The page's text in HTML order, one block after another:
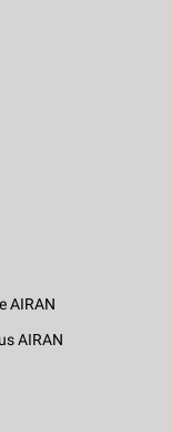
AIRAN
AIRAN